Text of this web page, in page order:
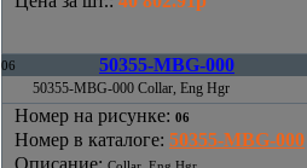
06 50355-MBG-000
50355-MBG-000 Collar, Eng Hgr
Номер на рисунке: 06
Номер в каталоге: 50355-MBG-000
Описание: